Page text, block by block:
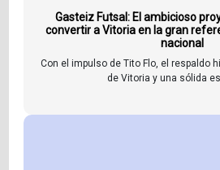
Gasteiz Futsal: El ambicioso
convertir a Vitoria en la gran
nacional
Con el impulso de Tito Flo, el respaldo
de Vitoria y una sólida